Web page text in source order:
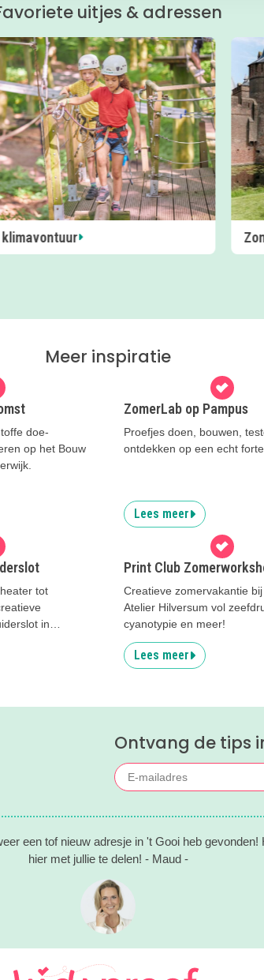
uitjes & adressen
Muiderslot
Meer inspiratie
doe-
op het Bouw
ZomerLab op Pampus
Proefjes doen, bouwen,
ontdekken op een echt
Lees meer
tot
in
Print Club
Creatieve zomervakantie
Atelier Hilversum vol
cyanotypie en meer!
Lees meer
Ontvang de tips
een tof nieuw adresje in 't Gooi heb gevonden!
hier met jullie te delen! - Maud -